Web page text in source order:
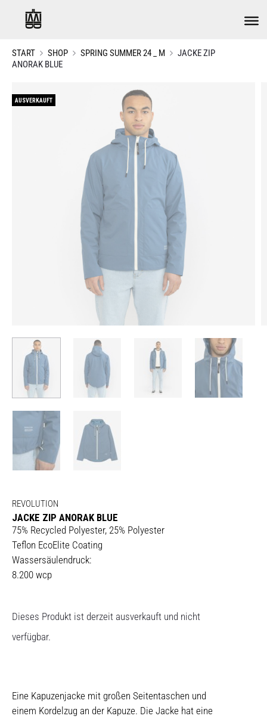
START SHOP SPRING SUMMER 24 _ M
JACKE ZIP
ANORAK BLUE
AUSVERKAUFT
REVOLUTION
JACKE ZIP ANORAK BLUE
75% Recycled Polyester, 25% Polyester
Teflon EcoElite Coating
Wassersäulendruck:
8.200 wcp
Dieses Produkt ist derzeit ausverkauft und nicht
verfügbar.
Eine Kapuzenjacke mit großen Seitentaschen und
einem Kordelzug an der Kapuze. Die Jacke hat eine